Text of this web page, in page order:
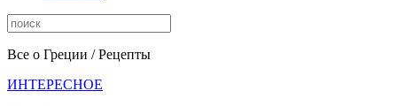
Все о Греции / Рецепты
ИНТЕРЕСНОЕ